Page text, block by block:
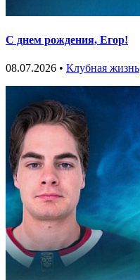
С днем рождения, Егор!
08.07.2026 • Клубная жизнь